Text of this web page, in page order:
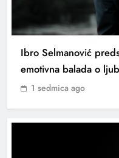
Ibro Selmanović
emotivna balada o
1 sedmica ago